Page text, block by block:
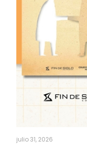
julio 31, 2026